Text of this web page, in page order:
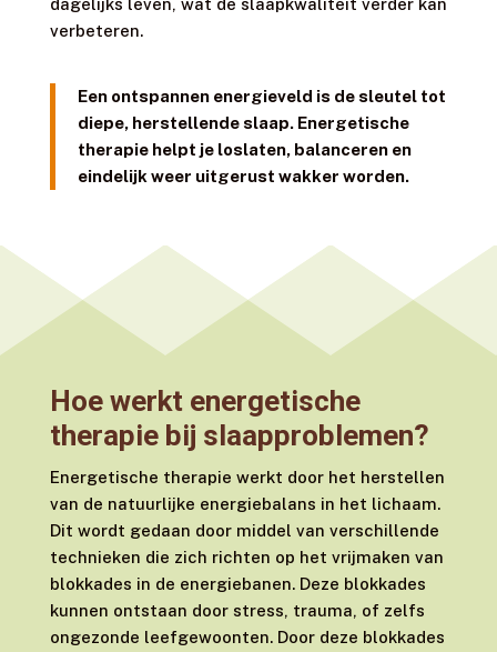
verbeteren.
Een ontspannen energieveld is de sleutel tot
diepe, herstellende slaap. Energetische
therapie helpt je loslaten, balanceren en
eindelijk weer uitgerust wakker worden.
Hoe werkt energetische
therapie bij slaapproblemen?
Energetische therapie werkt door het herstellen
van de natuurlijke energiebalans in het lichaam.
Dit wordt gedaan door middel van verschillende
technieken die zich richten op het vrijmaken van
blokkades in de energiebanen. Deze blokkades
kunnen ontstaan door stress, trauma, of zelfs
ongezonde leefgewoonten. Door deze blokkades